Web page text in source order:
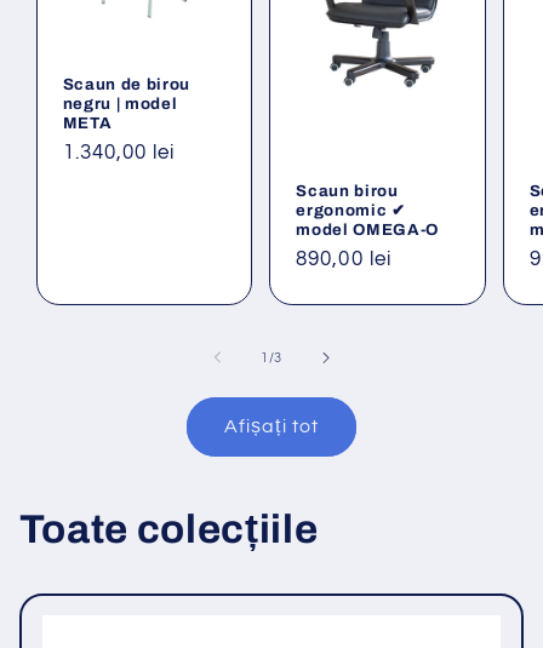
Scaun de birou
negru | model
META
Preț
1.340,00 lei
Scaun birou
ergonomic ✔
model OMEGA-O
Preț
890,00 lei
1 /din
3
Afișați tot
Toate colecțiile